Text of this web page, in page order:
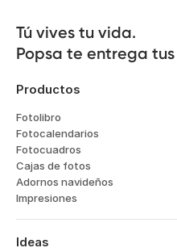
Tú vives tu vida.
Popsa te entrega
Productos
Fotolibro
Fotocalendarios
Fotocuadros
Cajas de fotos
Adornos navideños
Impresiones
Ideas